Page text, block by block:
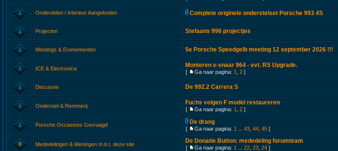
Onderdelen / Interieur Aangeboden Complete originele onderstelset Porsche 993 4S
Projecten Stefaans 996 projectjes
Meetings & Evenementen 5e Porsche Speedgelb meeting 12 september 2026 !!!
ICE & Electronica Monteren v-snaar 964 - evt. RS Upgrade.
[ Ga naar pagina: 1 2 ]
Discussie De 992.2 Carrera S
Onderstel & Remmerij Fuchs velgen F model restaureren
[ Ga naar pagina: 1 2 ]
Porsche Occasions Gevraagd De drang
[ Ga naar pagina: 1 43 44 45 ]
Mededelingen & Meningen m.b.t. deze site De Donatie Button: mededeling forumteam
[ Ga naar pagina: 1 22 23 24 ]